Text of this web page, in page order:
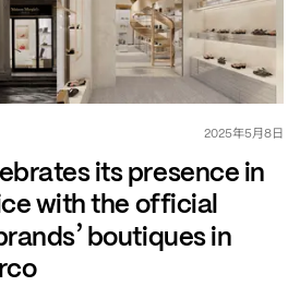
2025年5月8日
its presence in
with the official
’boutiques in